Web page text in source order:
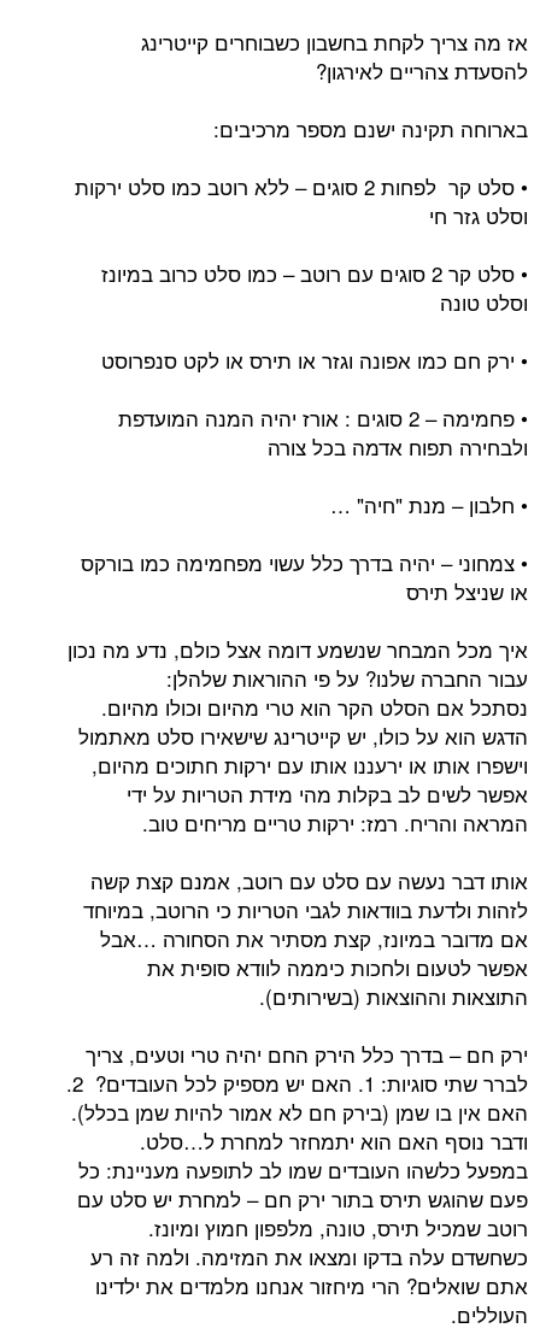
לקחת בחשבון כשבוחרים קייטרינג
לאירגון?
ישנם מספר מרכיבים:
• סלט קר לפחות 2 סוגים – ללא רוטב כמו סלט ירקות
• סלט קר 2 סוגים עם רוטב – כמו סלט כרוב במיונז
אפונה וגזר או תירס או לקט סנפרוסט
• פחמימה – 2 סוגים : אורז יהיה המנה המועדפת
אדמה בכל צורה
מנת "חיה" …
יהיה בדרך כלל עשוי מפחמימה כמו בורקס
שנשמע דומה אצל כולם, נדע מה נכון
שלנו? על פי ההוראות שלהלן:
הקר הוא טרי מהיום וכולו מהיום.
כולו, יש קייטרינג שישאירו סלט מאתמול
או ירעננו אותו עם ירקות חתוכים מהיום,
לב בקלות מהי מידת הטריות על ידי
רמז: ירקות טריים מריחים טוב.
נעשה עם סלט עם רוטב, אמנם קצת קשה
בוודאות לגבי הטריות כי הרוטב, במיוחד
במיונז, קצת מסתיר את הסחורה …אבל
ולחכות כיממה לוודא סופית את
(בשירותים).
כלל הירק החם יהיה טרי וטעים, צריך
לברר שתי סוגיות: 1. האם יש מספיק לכל העובדים? 2.
שמן (בירק חם לא אמור להיות שמן בכלל).
האם הוא יתמחזר למחרת ל…סלט.
העובדים שמו לב לתופעה מעניינת: כל
תירס בתור ירק חם – למחרת יש סלט עם
תירס, טונה, מלפפון חמוץ ומיונז.
בדקו ומצאו את המזימה. ולמה זה רע
הרי מיחזור אנחנו מלמדים את ילדינו